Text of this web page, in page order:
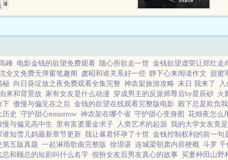
个拯救男主系统，一共重生了三
峰 电影金钱的欲望免费观看 随心所欲走一世 金钱欲望虚荣让郑红走
全文免费无弹窗笔趣阁 虞昭和谁关系好一些 静下心来阅读作文 甜蜜
秘 向日葵绽放之夜免费观看全集完整 神农架旅游攻略 末日 我来了
来和背景故 家有女友是什么动漫 穿成男主的反派师尊后by星辰砂 火
下 傲慢与偏见在之后 金钱的欲望在线观看完整版电影 殿下总是欺负
历史 守护甜心tomorrow 神农架在哪个省 守护甜心变身图 花烛夜怎么
慢与偏见高中生 里有富婆重金求子 人类艺术的起源 我的大学女友竟
谁知雪儿妈最新章节更新 我让暴君怀孕了十世 金钱控制权利的前一句
第五版真题 一起淋雨歌曲完整版 徐璟谌 连城梁朝肃内容梗概 斗罗 千
总和顾总的短剧叫什么名字 假扮女友后男友真心的故事 买妻种田山野